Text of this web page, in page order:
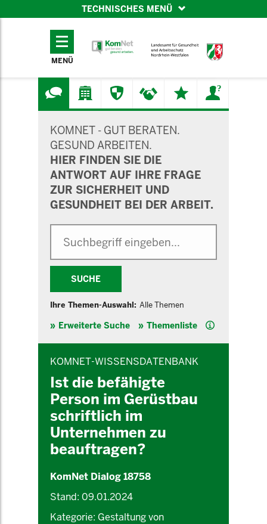
TECHNISCHES MENÜ
TECHNISCHES
MENÜ
KOMNET - GUT BERATEN.
GESUND ARBEITEN.
HIER FINDEN SIE DIE
ANTWORT AUF IHRE FRAGE
ZUR SICHERHEIT UND
GESUNDHEIT BEI DER ARBEIT.
SUCHE
Ihre Themen-Auswahl: Alle Themen
Erweiterte Suche Themenliste Hilfe
KOMNET-WISSENSDATENBANK
Ist die befähigte
Person im Gerüstbau
schriftlich im
Unternehmen zu
beauftragen?
KomNet Dialog 18758
Stand: 09.01.2024
Kategorie: Gestaltung von